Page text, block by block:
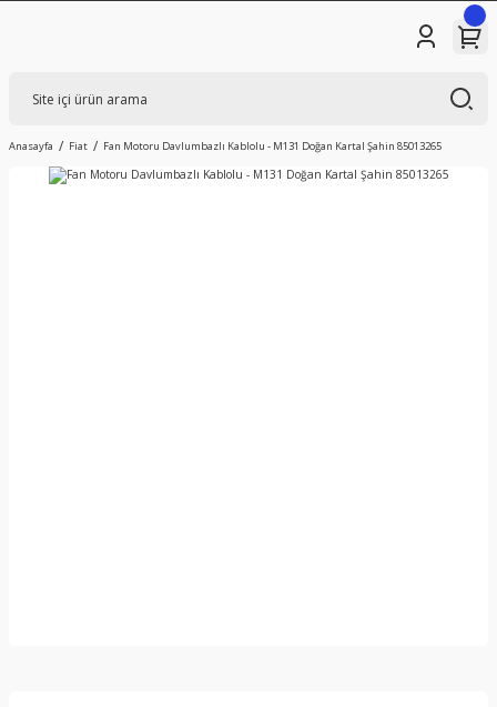
Anasayfa Fiat Fan Motoru Davlumbazlı Kablolu - M131 Doğan Kartal Şahin 85013265